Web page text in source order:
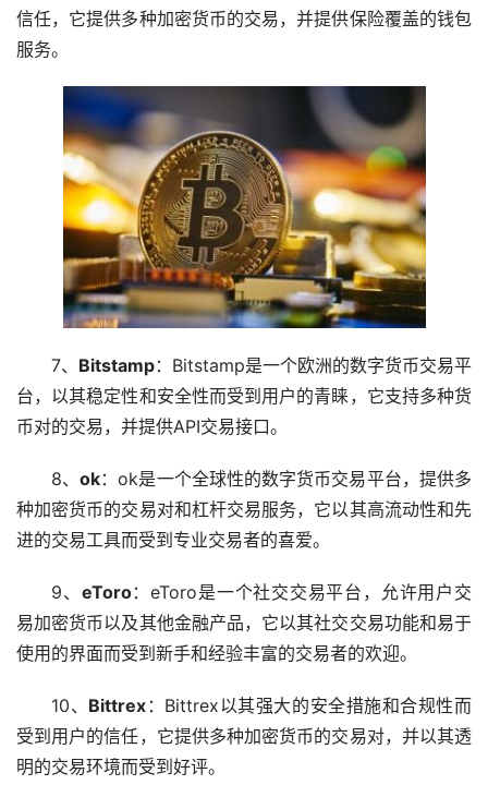
信任，它提供多种加密货币的交易，并提供保险覆盖的钱包
服务。
7、 Bitstamp：Bitstamp是一个欧洲的数字货币交易平
台，以其稳定性和安全性而受到用户的青睐，它支持多种货
币对的交易，并提供API交易接口。
8、ok：ok是一个全球性的数字货币交易平台，提供多
种加密货币的交易对和杠杆交易服务，它以其高流动性和先
进的交易工具而受到专业交易者的喜爱。
9、 eToro：eToro是一个社交交易平台，允许用户交
易加密货币以及其他金融产品，它以其社交交易功能和易于
使用的界面而受到新手和经验丰富的交易者的欢迎。
10、 Bittrex ：Bittrex以其强大的安全措施和合规性而
受到用户的信任，它提供多种加密货币的交易对，并以其透
明的交易环境而受到好评。